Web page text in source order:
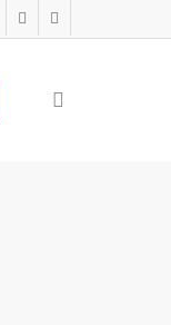
instagram
flickr